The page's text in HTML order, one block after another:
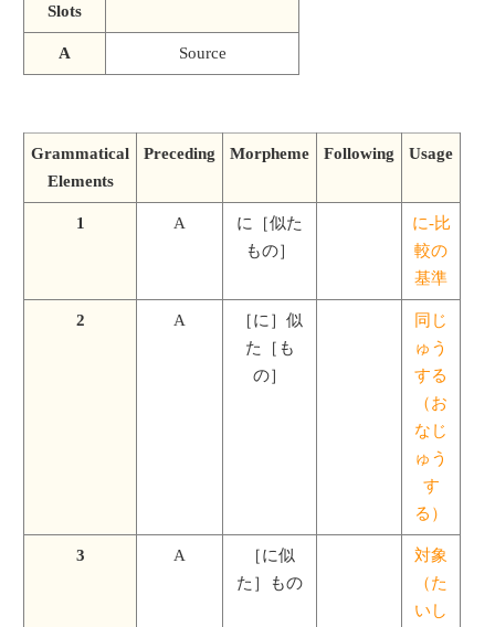
Slots
A Source
Grammatical
Elements
Preceding Morpheme Following Usage
1 A
に［似た
もの］
に-比
較の
基準
2 A
［に］似
た［も
の］
同じ
ゅう
する
（お
なじ
ゅう
す
る）
3 A
［に似
た］もの
対象
（た
いし